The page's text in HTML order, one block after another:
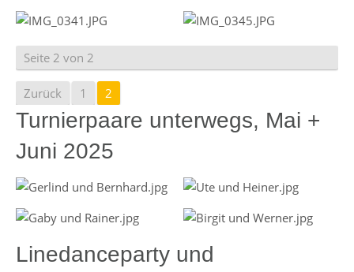
Seite 2 von 2
Zurück 1 2
Turnierpaare unterwegs, Mai +
Juni 2025
Linedanceparty und